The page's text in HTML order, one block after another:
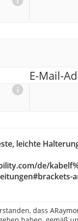
E-Mail-
dass